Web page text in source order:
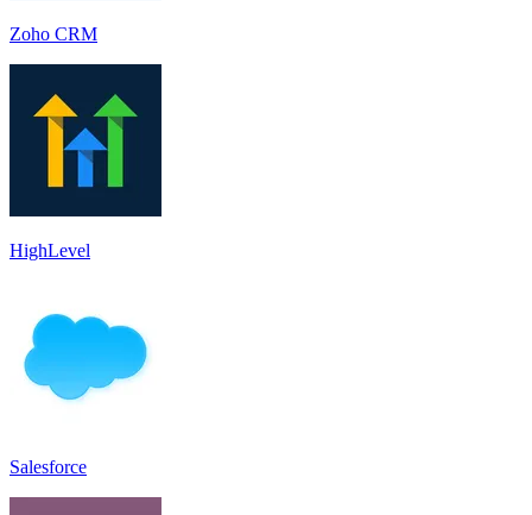
Zoho CRM
HighLevel
Salesforce